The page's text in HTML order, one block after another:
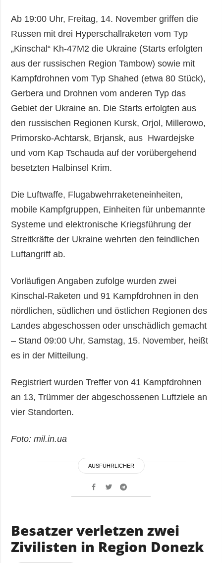
Ab 19:00 Uhr, Freitag, 14. November griffen die
Russen mit drei Hyperschallraketen vom Typ
„Kinschal“ Kh-47M2 die Ukraine (Starts erfolgten
aus der russischen Region Tambow) sowie mit
Kampfdrohnen vom Typ Shahed (etwa 80 Stück),
Gerbera und Drohnen vom anderen Typ das
Gebiet der Ukraine an. Die Starts erfolgten aus
den russischen Regionen Kursk, Orjol, Millerowo,
Primorsko-Achtarsk, Brjansk, aus Hwardejske
und vom Kap Tschauda auf der vorübergehend
besetzten Halbinsel Krim.
Die Luftwaffe, Flugabwehrraketeneinheiten,
mobile Kampfgruppen, Einheiten für unbemannte
Systeme und elektronische Kriegsführung der
Streitkräfte der Ukraine wehrten den feindlichen
Luftangriff ab.
Vorläufigen Angaben zufolge wurden zwei
Kinschal-Raketen und 91 Kampfdrohnen in den
nördlichen, südlichen und östlichen Regionen des
Landes abgeschossen oder unschädlich gemacht
– Stand 09:00 Uhr, Samstag, 15. November, heißt
es in der Mitteilung.
Registriert wurden Treffer von 41 Kampfdrohnen
an 13, Trümmer der abgeschossenen Luftziele an
vier Standorten.
Foto: mil.in.ua
AUSFÜHRLICHER
Besatzer verletzen zwei
Zivilisten in Region Donezk